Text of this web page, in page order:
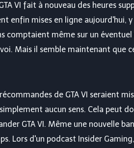
VI fait à nouveau des heures
enfin mises en ligne aujourd'hui,
comptaient même sur un
Mais il semble maintenant que
de GTA VI seraient
aucun sens. Cela peut
GTA VI. Même une nouvelle
Lors d'un podcast Insider